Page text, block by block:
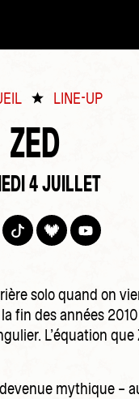
LINE-UP
ZED
4 JUILLET
solo quand on
fin des années
L’équation que
mythique –